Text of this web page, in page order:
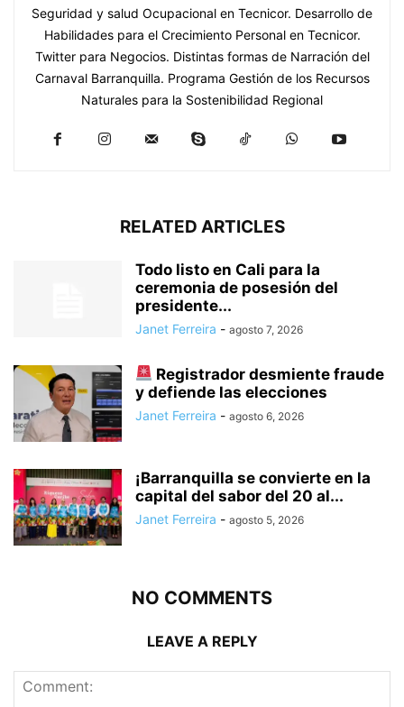
Seguridad y salud Ocupacional en Tecnicor. Desarrollo de
Habilidades para el Crecimiento Personal en Tecnicor.
Twitter para Negocios. Distintas formas de Narración del
Carnaval Barranquilla. Programa Gestión de los Recursos
Naturales para la Sostenibilidad Regional
RELATED ARTICLES
Todo listo en Cali para la
ceremonia de posesión del
presidente...
Janet Ferreira - agosto 7, 2026
Registrador desmiente fraude
y defiende las elecciones
Janet Ferreira - agosto 6, 2026
¡Barranquilla se convierte en la
capital del sabor del 20 al...
Janet Ferreira - agosto 5, 2026
NO COMMENTS
LEAVE A REPLY